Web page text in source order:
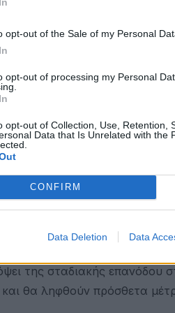
opt-out of the Sale of my Personal
opt-out of processing my Personal
opt-out of Collection, Use, Retention,
Data that Is Unrelated with the
CONFIRM
Data Deletion Data
ένα διαφορετικό καλοκαίρι
Εικόνες όπως αυτές
υγεία και αφετέρου
μπαρ και να χορεύουμε.
χαλάρωση. Οι μάσκες
κάποιοι δεν
– Τι αποφασίστηκε
με αντικείμενο την
σήμερα στο Μέγαρο
στοιχεία και
της σταδιακής επανόδου
θα ληφθούν πρόσθετα